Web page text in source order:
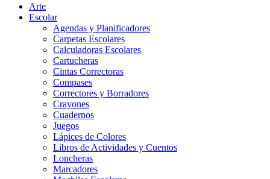
Arte
Escolar
Agendas y Planificadores
Carpetas Escolares
Calculadoras Escolares
Cartucheras
Cintas Correctoras
Compases
Correctores y Borradores
Crayones
Cuadernos
Juegos
Lápices de Colores
Libros de Actividades y Cuentos
Loncheras
Marcadores